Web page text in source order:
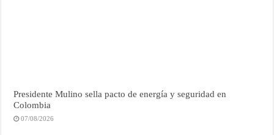
Presidente Mulino sella pacto de energía y seguridad en
Colombia
07/08/2026